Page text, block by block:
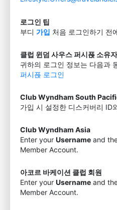
로그인 팁
부디 가입 처음 로그인하기 전
클럽 윈덤 사우스 퍼시픉 소유자
귀하의 로그인 정보는 다음과
퍼시픉 로그인
Club Wyndham South
가입 시 설정한 디스커버리 ID
Club Wyndham Asia
Enter your Username and
Member Account.
아코르 바케이션 클럽 회원
Enter your Username and
Member Account.